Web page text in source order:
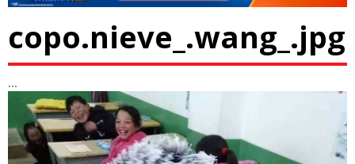
copo.nieve_.wang_.jpg
...